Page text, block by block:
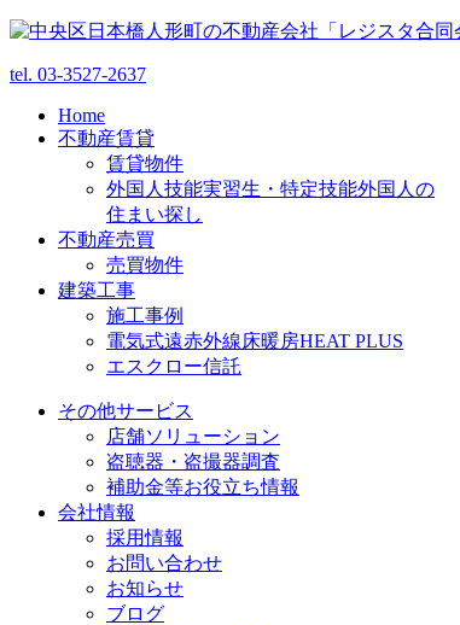
tel. 03-3527-2637
Home
不動産賃貸
賃貸物件
外国人技能実習生・特定技能外国人の
住まい探し
不動産売買
売買物件
建築工事
施工事例
電気式遠赤外線床暖房HEAT PLUS
エスクロー信託
その他サービス
店舗ソリューション
盗聴器・盗撮器調査
補助金等お役立ち情報
会社情報
採用情報
お問い合わせ
お知らせ
ブログ